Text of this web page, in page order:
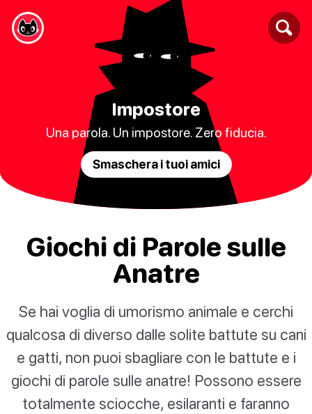
Impostore
Una parola. Un impostore. Zero fiducia.
Smaschera i tuoi amici
Giochi di Parole sulle
Anatre
Se hai voglia di umorismo animale e cerchi
qualcosa di diverso dalle solite battute su cani
e gatti, non puoi sbagliare con le battute e i
giochi di parole sulle anatre! Possono essere
totalmente sciocche, esilaranti e faranno